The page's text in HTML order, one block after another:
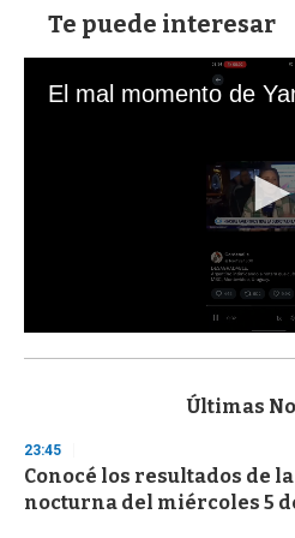
Te puede interesar
s
d
s
o
f
Últimas
23:45
Conocé los resultados de
nocturna del miércoles 5